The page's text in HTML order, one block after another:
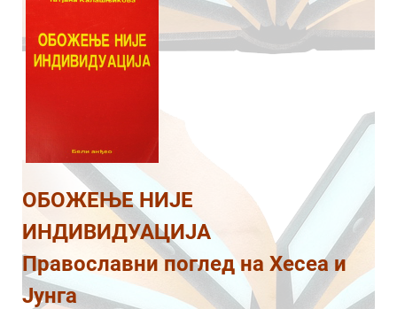
ОБОЖЕЊЕ НИЈЕ
ИНДИВИДУАЦИЈА
Православни поглед на Хесеа и
Јунга